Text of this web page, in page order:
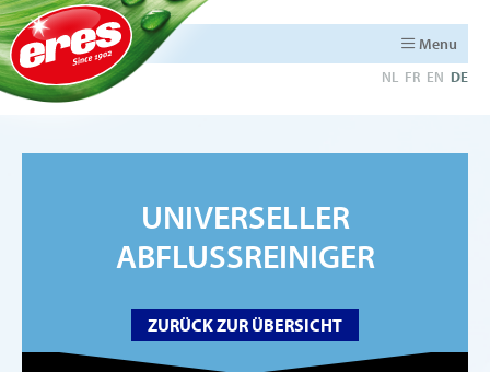
Menu
NL FR EN DE
UNIVERSELLER
ABFLUSSREINIGER
ZURÜCK ZUR ÜBERSICHT